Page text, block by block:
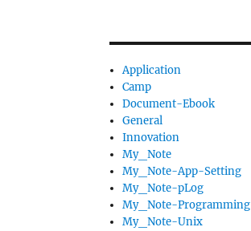
Application
Camp
Document-Ebook
General
Innovation
My_Note
My_Note-App-Setting
My_Note-pLog
My_Note-Programming
My_Note-Unix